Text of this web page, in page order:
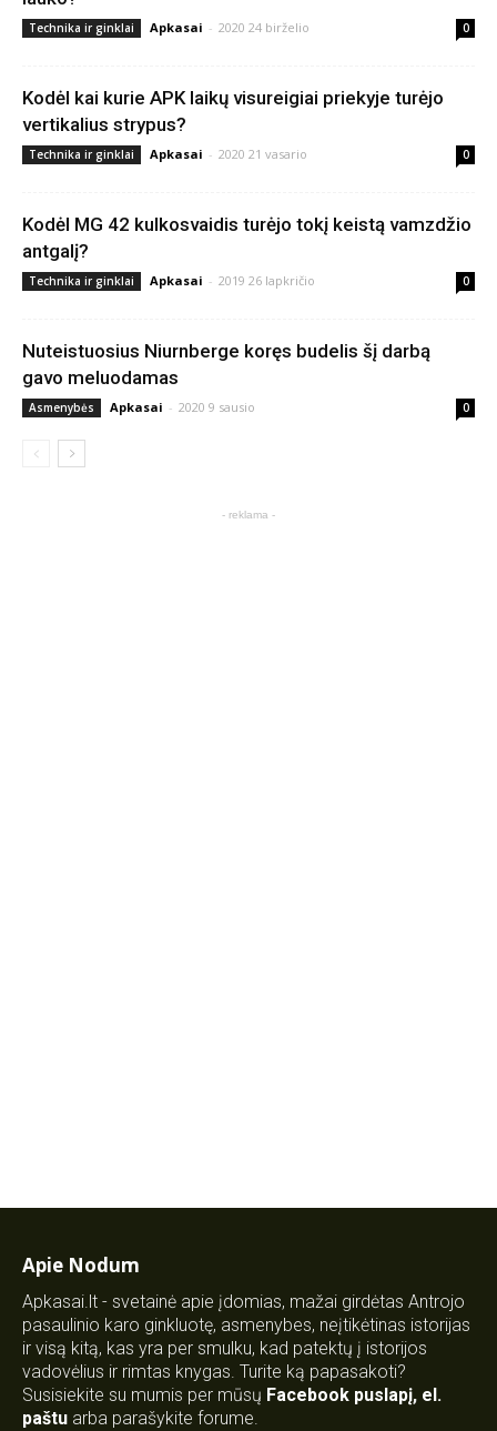
Technika ir ginklai Apkasai - 2020 24 birželio 0
Kodėl kai kurie APK laikų visureigiai priekyje turėjo
vertikalius strypus?
Technika ir ginklai Apkasai - 2020 21 vasario 0
Kodėl MG 42 kulkosvaidis turėjo tokį keistą vamzdžio
antgalį?
Technika ir ginklai Apkasai - 2019 26 lapkričio 0
Nuteistuosius Niurnberge koręs budelis šį darbą
gavo meluodamas
Asmenybės Apkasai - 2020 9 sausio 0
- reklama -
Apie Nodum
Apkasai.lt - svetainė apie įdomias, mažai girdėtas Antrojo
pasaulinio karo ginkluotę, asmenybes, neįtikėtinas istorijas
ir visą kitą, kas yra per smulku, kad patektų į istorijos
vadovėlius ir rimtas knygas. Turite ką papasakoti?
Susisiekite su mumis per mūsų Facebook puslapį, el.
paštu arba parašykite forume.